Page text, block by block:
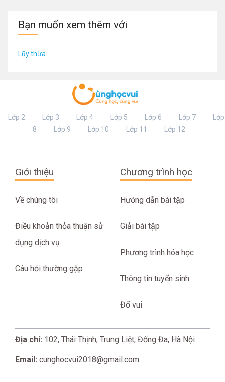
Bạn muốn xem thêm với
Lũy thừa
Lớp 2 Lớp 3 Lớp 4 Lớp 5 Lớp 6 Lớp 7
Lớp
8
Lớp 9 Lớp 10 Lớp 11 Lớp 12
Giới thiệu
Về chúng tôi
Điều khoản thỏa thuận sử
dụng dịch vụ
Câu hỏi thường gặp
Chương trình học
Hướng dẫn bài tập
Giải bài tập
Phương trình hóa học
Thông tin tuyển sinh
Đố vui
Địa chỉ: 102, Thái Thịnh, Trung Liệt, Đống Đa, Hà Nội
Email: cunghocvui2018@gmail.com